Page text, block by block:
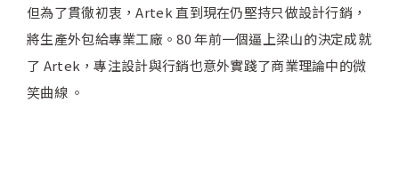
但為了貫徹初衷，Artek 直到現在仍堅持只做設計行銷，
將生產外包給專業工廠。80 年前一個逼上梁山的決定成就
了 Artek，專注設計與行銷也意外實踐了商業理論中的微
笑曲線 。